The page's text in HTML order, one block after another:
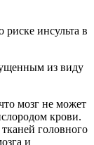
из виду
мозг не может
крови.
головного
и